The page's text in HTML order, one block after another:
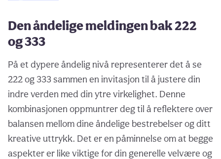
Den åndelige meldingen bak 222
og 333
På et dypere åndelig nivå representerer det å se
222 og 333 sammen en invitasjon til å justere din
indre verden med din ytre virkelighet. Denne
kombinasjonen oppmuntrer deg til å reflektere over
balansen mellom dine åndelige bestrebelser og ditt
kreative uttrykk. Det er en påminnelse om at begge
aspekter er like viktige for din generelle velvære og